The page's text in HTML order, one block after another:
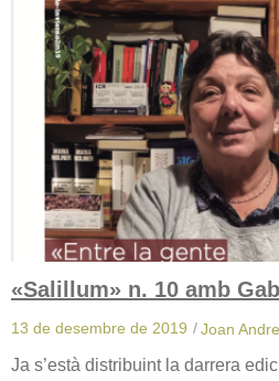
«Salillum» n. 10 amb
13 de desembre de 2019 /Joan
Ja s’està distribuint la darrera